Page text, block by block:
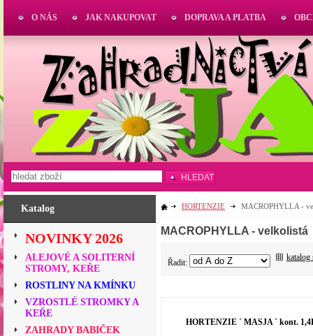
Katalog
NOVINKY 2026
ALEJOVÉ A SOLITERNÍ
STROMY, KEŘE
ROSTLINY NA KMÍNKU
VZROSTLÉ STROMKY A
KEŘE
ZAHRADY BABIČEK
HORTENZIE MACROPHYLLA -
MACROPHYLLA - velkolistá
Řadit:
katalog
HORTENZIE ´ MASJA ´ kont.
O NÁS JAK NAKUPOVAT DOPRAVA A PLATBA
HLEDAT